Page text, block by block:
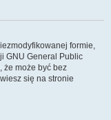
formie,
GNU General Public
że może być bez
się na stronie